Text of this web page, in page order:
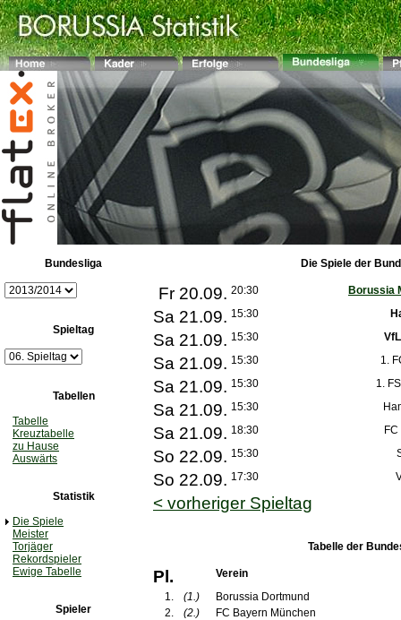
Bundesliga
Spieltag
Tabellen
Tabelle
Kreuztabelle
zu Hause
Auswärts
Statistik
Die Spiele
Meister
Torjäger
Rekordspieler
Ewige Tabelle
Spieler
Die Spiele der
Fr 20.09. 20:30 Borussia
Sa 21.09. 15:30
Sa 21.09. 15:30
Sa 21.09. 15:30 1.
Sa 21.09. 15:30 1.
Sa 21.09. 15:30
Sa 21.09. 18:30
So 22.09. 15:30
So 22.09. 17:30
< vorheriger Spieltag
Tabelle der
Pl.
Verein
1.
(1.)
Borussia Dortmund
2.
(2.)
FC Bayern München